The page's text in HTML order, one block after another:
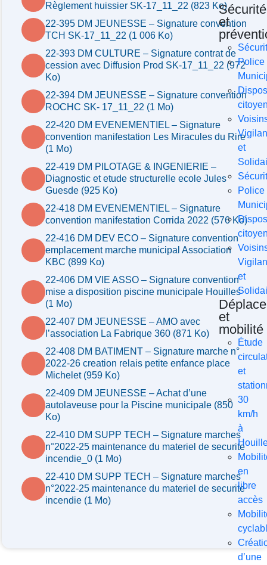
Sécurité
et
Police
et
Police
et
et
mobilité
Étude
et
30
km/h
à
en
libre
accès
d’une
Règlement huissier SK-17_11_22 (823 Ko)
22-395 DM JEUNESSE – Signature convention
TCH SK-17_11_22 (1 006 Ko)
22-393 DM CULTURE – Signature contrat de
cession avec Diffusion Prod SK-17_11_22 (972
Ko)
22-394 DM JEUNESSE – Signature convention
ROCHC SK- 17_11_22 (1 Mo)
22-420 DM EVENEMENTIEL – Signature
convention manifestation Les Miracules du Rire
(1 Mo)
22-419 DM PILOTAGE & INGENIERIE –
Diagnostic et etude structurelle ecole Jules
Guesde (925 Ko)
22-418 DM EVENEMENTIEL – Signature
convention manifestation Corrida 2022 (576 Ko)
22-416 DM DEV ECO – Signature convention
emplacement marche municipal Association
KBC (899 Ko)
22-406 DM VIE ASSO – Signature convention
mise a disposition piscine municipale Houilles
(1 Mo)
22-407 DM JEUNESSE – AMO avec
l’association La Fabrique 360 (871 Ko)
22-408 DM BATIMENT – Signature marche n°
2022-26 creation relais petite enfance place
Michelet (959 Ko)
22-409 DM JEUNESSE – Achat d’une
autolaveuse pour la Piscine municipale (850
Ko)
22-410 DM SUPP TECH – Signature marches
n°2022-25 maintenance du materiel de securite
incendie_0 (1 Mo)
22-410 DM SUPP TECH – Signature marches
n°2022-25 maintenance du materiel de securite
incendie (1 Mo)